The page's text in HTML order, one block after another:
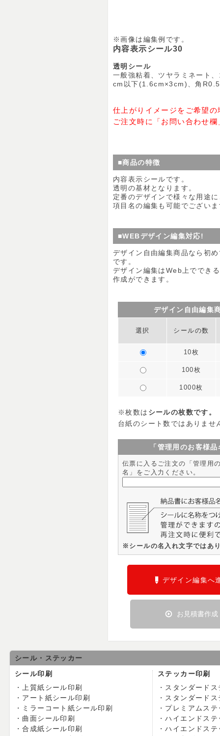
※画像は編集例です。
内容表示シール30
透明シール
一般強粘着、ツヤラミネート
cm以下(1.6cm×3cm)、角
仕上がりイメージをご希望の
ご注文時に「お問い合わせ
■商品の特徴
内容表示シールです。
透明の基材となります。
定番のデザインで様々な用途
項目名の編集も可能でござい
■WEBデザイン編集対応!
デザイン自由編集商品なら初
です。
デザイン編集はWeb上ででき
作成ができます。
デザイン自由編集
選択 シールの数
10枚
100枚
1000枚
※枚数は シールの枚数です。
台紙のシート数ではありませ
「管理用のお客様
伝票に入るご注文の「管理用
名」をご入力ください。
※シールの名入れ文字ではあ
お見積書作成
デザイン編集へ
シール・ステッカー
シール印刷
上質紙シール印刷
アート紙シール印刷
ミラーコート紙シール印刷
曲面シール印刷
合成紙シール印刷
ステッカー印刷
スタンダード
スタンダード
プレミアムステ
ハイエンドステ
ハイエンドス